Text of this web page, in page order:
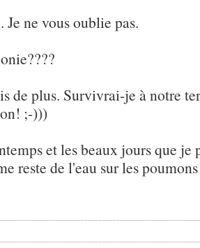
Je ne vous oublie pas.
de plus. Survivrai-je à notre
;-)))
et les beaux jours que je
reste de l'eau sur les